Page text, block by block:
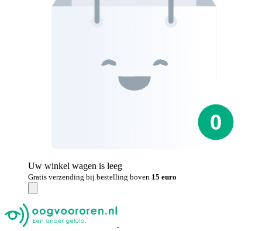
Uw winkel wagen is leeg
Gratis verzending bij bestelling boven 15 euro